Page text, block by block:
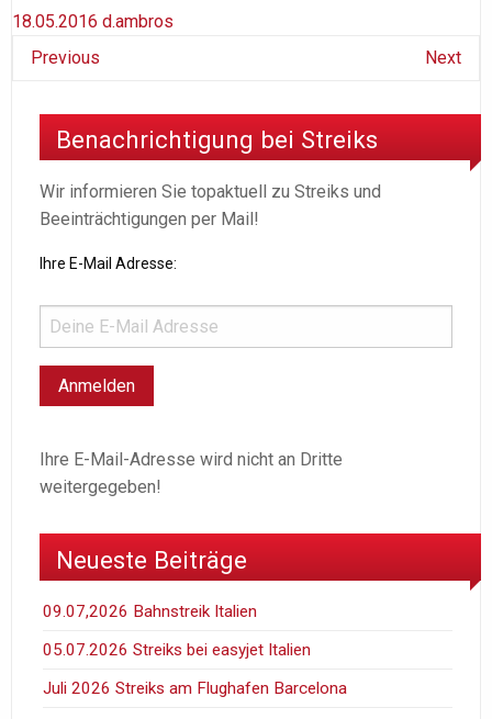
18.05.2016 d.ambros
Previous
Next
Benachrichtigung bei Streiks
Wir informieren Sie topaktuell zu Streiks und
Beeinträchtigungen per Mail!
Ihre E-Mail Adresse:
Ihre E-Mail-Adresse wird nicht an Dritte
weitergegeben!
Neueste Beiträge
09.07,2026 Bahnstreik Italien
05.07.2026 Streiks bei easyjet Italien
Juli 2026 Streiks am Flughafen Barcelona